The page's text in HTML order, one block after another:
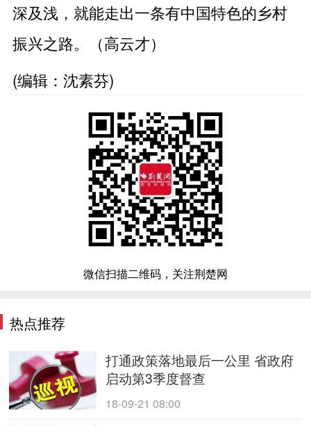
深及浅，就能走出一条有中国特色的乡村
振兴之路。（高云才）
(编辑：沈素芬)
微信扫描二维码，关注荆楚网
热点推荐
打通政策落地最后一公里 省政府
启动第3季度督查
18-09-21 08:00